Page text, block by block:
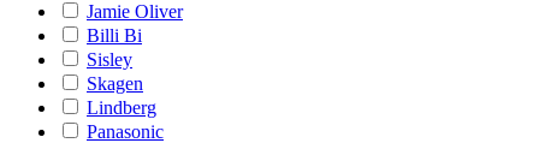
Jamie Oliver
Billi Bi
Sisley
Skagen
Lindberg
Panasonic